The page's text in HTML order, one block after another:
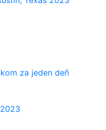
za jeden deň